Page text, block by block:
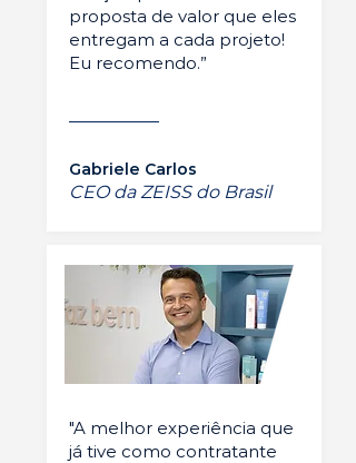
proposta de valor que eles
entregam a cada projeto!
Eu recomendo.”
Gabriele Carlos
CEO da ZEISS do Brasil
"A melhor experiência que
já tive como contratante